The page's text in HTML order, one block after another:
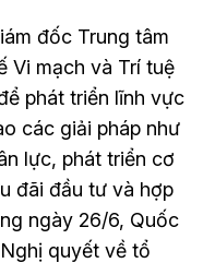
đốc Trung tâm
Vi mạch và Trí tuệ
phát triển lĩnh vực
các giải pháp như
lực, phát triển cơ
đãi đầu tư và hợp
ngày 26/6, Quốc
quyết về tổ